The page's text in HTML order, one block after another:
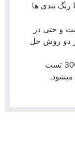
بندی ها
و حتی در
دو روش حل
این کتاب دارای 700 تست تالیفی ، 300 تست
میشود.